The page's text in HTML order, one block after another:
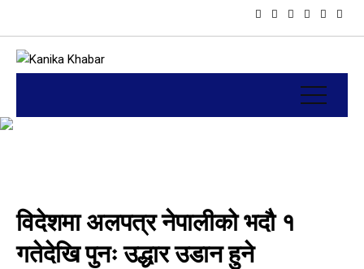
विदेशमा अलपत्र नेपालीको भदौ १
गतेदेखि पुनः उद्धार उडान हुने